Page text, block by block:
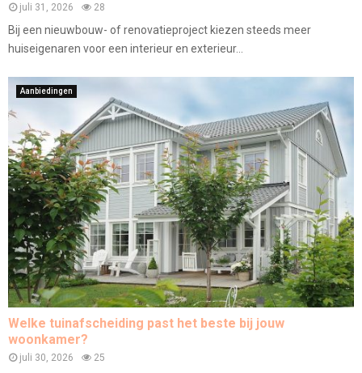
juli 31, 2026 28
Bij een nieuwbouw- of renovatieproject kiezen steeds meer
huiseigenaren voor een interieur en exterieur...
Aanbiedingen
Welke tuinafscheiding past het beste bij jouw
woonkamer?
juli 30, 2026 25